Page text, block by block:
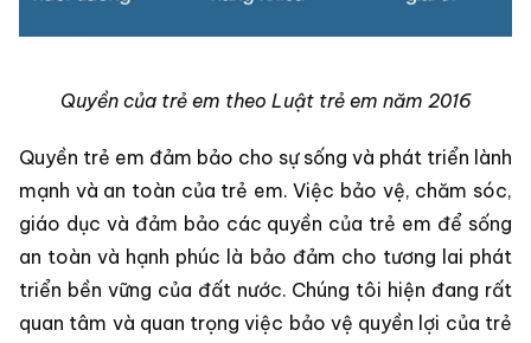
Quyền của trẻ em theo Luật trẻ em năm 2016
Quyền trẻ em đảm bảo cho sự sống và phát triển lành
mạnh và an toàn của trẻ em. Việc bảo vệ, chăm sóc,
giáo dục và đảm bảo các quyền của trẻ em để sống
an toàn và hạnh phúc là bảo đảm cho tương lai phát
triển bền vững của đất nước. Chúng tôi hiện đang rất
quan tâm và quan trọng việc bảo vệ quyền lợi của trẻ